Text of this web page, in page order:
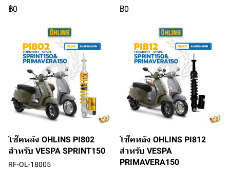
฿0 ฿0
โช๊คหลัง OHLINS PI802
สำหรับ VESPA SPRINT150
RF-OL-18005
โช๊คหลัง OHLINS PI812
สำหรับ VESPA
PRIMAVERA150